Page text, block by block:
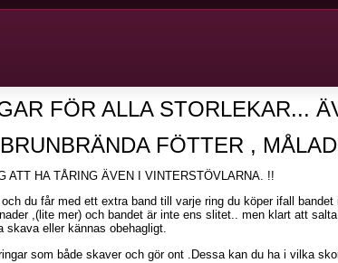
FÖR ALLA STORLEKAR...
FÖTTER ,
ATT HA TÅRING ÄVEN I VINTERSTÖVLARNA. !!
du får med ett extra band till varje ring du köper ifall
,(lite mer) och bandet är inte ens slitet.. men klart att
eller kännas obehagligt.
som både skaver och gör ont .Dessa kan du ha i vilka